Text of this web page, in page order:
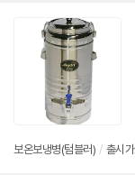
보온보냉병(텀블러) / 출시